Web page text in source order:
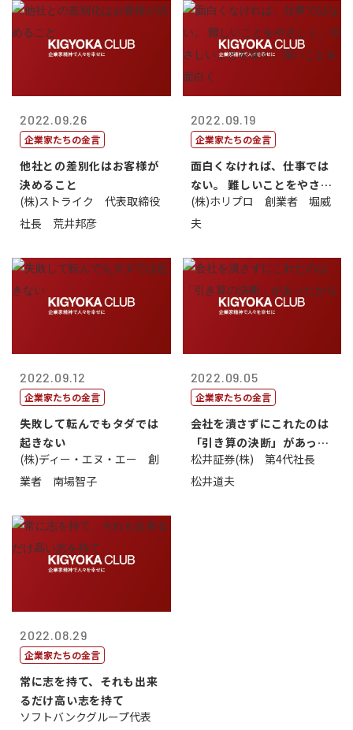
2022.09.26
企業家たちの金言
他社との差別化はお客様が
決めること
(株)ストライク 代表取締役
社長 荒井邦彦
2022.09.19
企業家たちの金言
面白くなければ、仕事では
ない。 難しいことをやさし
く。やさし...
(株)ホリプロ 創業者 堀威
夫
2022.09.12
企業家たちの金言
失敗して転んでもタダでは
起きない
(株)ディー・エヌ・エー 創
業者 南場智子
2022.09.05
企業家たちの金言
会社を潰さずにこれたのは
「引き算の決断」があった
から
松井証券(株) 第4代社長
松井道夫
2022.08.29
企業家たちの金言
常に志を持て、それも出来
るだけ高い志を持て
ソフトバンクグループ代表